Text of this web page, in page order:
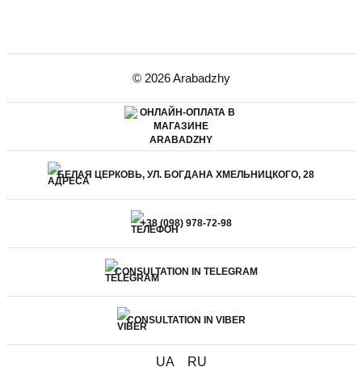
© 2026 Arabadzhy
БЕЛАЯ ЦЕРКОВЬ, УЛ. БОГДАНА ХМЕЛЬНИЦКОГО, 28
+38 (098) 978-72-98
CONSULTATION IN TELEGRAM
CONSULTATION IN VIBER
UA RU